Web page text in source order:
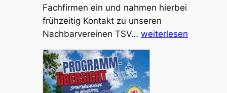
Fachfirmen ein und nahmen hierbei
frühzeitig Kontakt zu unseren
Nachbarvereinen TSV… Flutlicht-
LED-
Technik
weiterlesen